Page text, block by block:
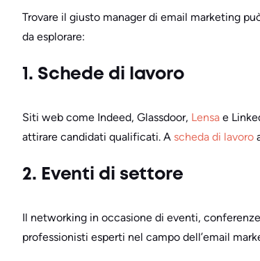
Trovare il giusto manager di email marketing
da esplorare:
1. Schede di lavoro
Siti web come Indeed, Glassdoor, Lensa e
attirare candidati qualificati. A scheda di lavoro
2. Eventi di settore
Il networking in occasione di eventi,
professionisti esperti nel campo dell’email